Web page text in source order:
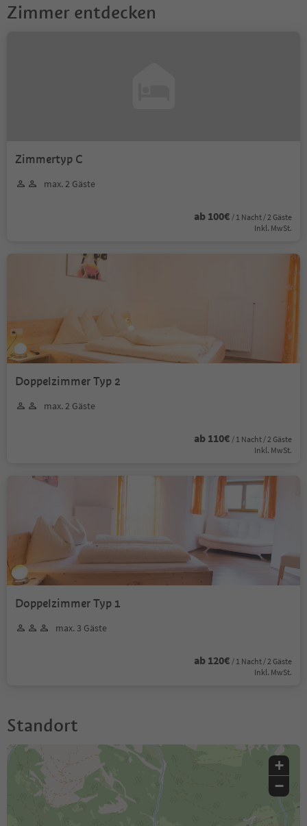
Zimmer entdecken
Zimmertyp C
max. 2 Gäste
ab 100€ / 1 Nacht / 2 Gäste
Inkl. MwSt.
Doppelzimmer Typ 2
max. 2 Gäste
ab 110€ / 1 Nacht / 2 Gäste
Inkl. MwSt.
Doppelzimmer Typ 1
max. 3 Gäste
ab 120€ / 1 Nacht / 2 Gäste
Inkl. MwSt.
Standort
+
−